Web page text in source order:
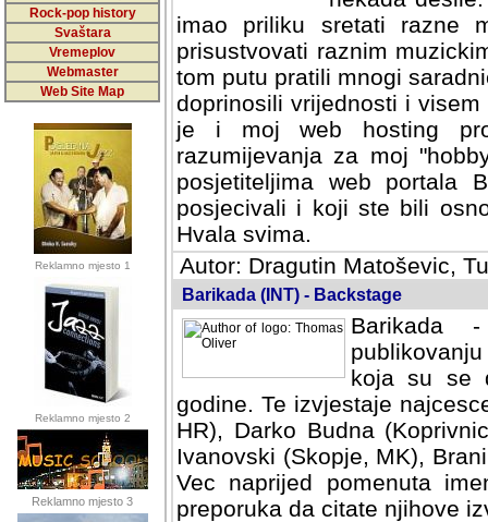
Rock-pop history
Svaštara
Vremeplov
Webmaster
Web Site Map
Reklamno mjesto 1
Reklamno mjesto 2
Reklamno mjesto 3
imao priliku sretati razne
prisustvovati raznim
tom putu pratili mnogi
doprinosili vrijednosti i
je i moj web hosting
razumijevanja za moj
posjetiteljima web portala
posjecivali i koji ste bili
Hvala svima.
Autor: Dragutin Matoševic,
Barikada (INT) - Backstage
Barikada
koja su se
godine. Te izvjestaje
HR), Darko Budna
Ivanovski (Skopje, MK),
Vec naprijed pomenuta
preporuka da citate njihove